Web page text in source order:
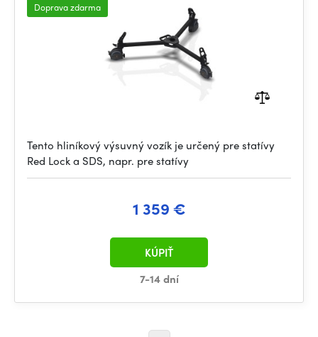
Doprava zdarma
Tento hliníkový výsuvný vozík je určený pre statívy
Red Lock a SDS, napr. pre statívy
1 359 €
7-14 dní
KÚPIŤ